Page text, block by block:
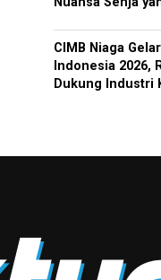
CIMB Niaga
Indonesia 2026,
Dukung Industri